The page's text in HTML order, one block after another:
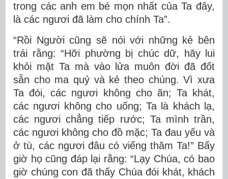
trong các anh em bé mọn nhất của Ta đây,
là các ngươi đã làm cho chính Ta”.
“Rồi Người cũng sẽ nói với những kẻ bên
trái rằng: “Hỡi phường bị chúc dữ, hãy lui
khỏi mặt Ta mà vào lửa muôn đời đã đốt
sẵn cho ma quỷ và kẻ theo chúng. Vì xưa
Ta đói, các ngươi không cho ăn; Ta khát,
các ngươi không cho uống; Ta là khách lạ,
các ngươi chẳng tiếp rước; Ta mình trần,
các ngươi không cho đồ mặc; Ta đau yếu và
ở tù, các ngươi đâu có viếng thăm Ta!” Bấy
giờ họ cũng đáp lại rằng: “Lạy Chúa, có bao
giờ chúng con đã thấy Chúa đói khát, khách